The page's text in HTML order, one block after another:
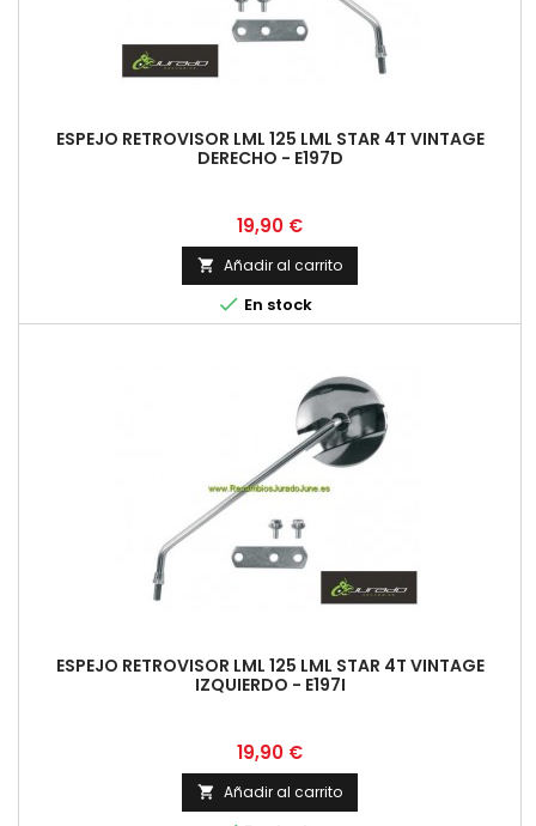
ESPEJO RETROVISOR LML 125 LML STAR 4T VINTAGE
DERECHO - E197D
Precio
19,90 €
 Añadir al carrito
 En stock
ESPEJO RETROVISOR LML 125 LML STAR 4T VINTAGE
IZQUIERDO - E197I
Precio
19,90 €
 Añadir al carrito